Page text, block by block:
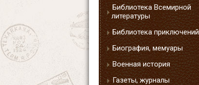
Библиотека Всемирной
литературы
Библиотека приключений
Биография, мемуары
Военная история
Газеты, журналы